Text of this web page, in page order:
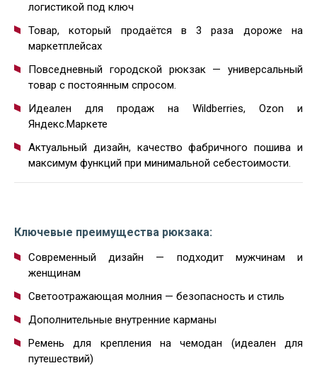
логистикой под ключ
Товар, который продаётся в 3 раза дороже на
маркетплейсах
Повседневный городской рюкзак — универсальный
товар с постоянным спросом.
Идеален для продаж на Wildberries, Ozon и
Яндекс.Маркете
Актуальный дизайн, качество фабричного пошива и
максимум функций при минимальной себестоимости.
Ключевые преимущества рюкзака:
Современный дизайн — подходит мужчинам и
женщинам
Светоотражающая молния — безопасность и стиль
Дополнительные внутренние карманы
Ремень для крепления на чемодан (идеален для
путешествий)